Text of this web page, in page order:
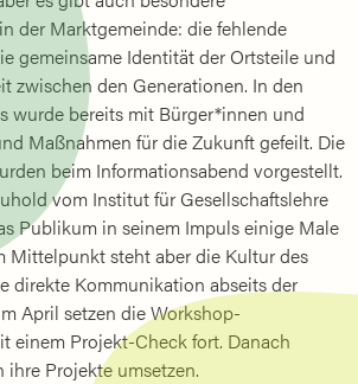
der Marktgemeinde: die fehlende
gemeinsame Identität der Ortsteile und
zwischen den Generationen. In den
wurde bereits mit Bürger*innen und
Maßnahmen für die Zukunft gefeilt. Die
beim Informationsabend vorgestellt.
vom Institut für Gesellschaftslehre
Publikum in seinem Impuls einige Male
Mittelpunkt steht aber die Kultur des
direkte Kommunikation abseits der
April setzen die Workshop-
einem Projekt-Check fort. Danach
Projekte umsetzen.